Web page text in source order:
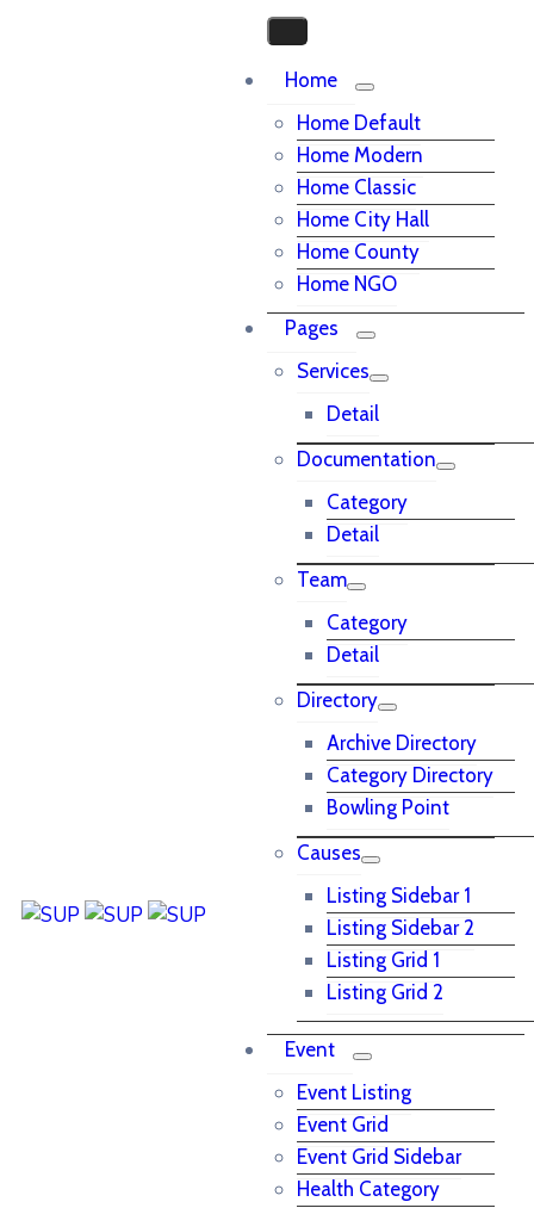
Home
Home Default
Home Modern
Home Classic
Home City Hall
Home County
Home NGO
Pages
Services
Detail
Documentation
Category
Detail
Team
Category
Detail
Directory
Archive Directory
Category Directory
Bowling Point
Causes
Listing Sidebar 1
Listing Sidebar 2
Listing Grid 1
Listing Grid 2
Event
Event Listing
Event Grid
Event Grid Sidebar
Health Category